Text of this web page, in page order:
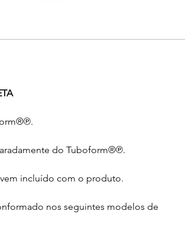
do Tuboform®℗.
incluído com o produto.
nos seguintes modelos de